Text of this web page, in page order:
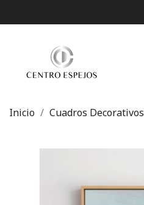
Inicio Cuadros Decorativos